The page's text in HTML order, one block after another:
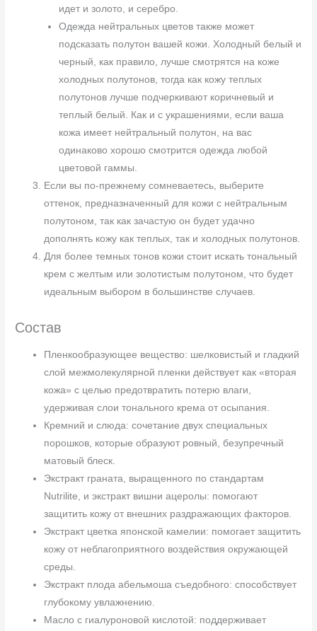
идет и золото, и серебро.
Одежда нейтральных цветов также может
подсказать полутон вашей кожи. Холодный белый и
черный, как правило, лучше смотрятся на коже
холодных полутонов, тогда как кожу теплых
полутонов лучше подчеркивают коричневый и
теплый белый. Как и с украшениями, если ваша
кожа имеет нейтральный полутон, на вас
одинаково хорошо смотрится одежда любой
цветовой гаммы.
Если вы по-прежнему сомневаетесь, выберите
оттенок, предназначенный для кожи с нейтральным
полутоном, так как зачастую он будет удачно
дополнять кожу как теплых, так и холодных полутонов.
Для более темных тонов кожи стоит искать тональный
крем с желтым или золотистым полутоном, что будет
идеальным выбором в большинстве случаев.
Состав
Пленкообразующее вещество: шелковистый и гладкий
слой межмолекулярной пленки действует как «вторая
кожа» с целью предотвратить потерю влаги,
удерживая слои тонального крема от осыпания.
Кремний и слюда: сочетание двух специальных
порошков, которые образуют ровный, безупречный
матовый блеск.
Экстракт граната, выращенного по стандартам
Nutrilite, и экстракт вишни ацеролы: помогают
защитить кожу от внешних раздражающих факторов.
Экстракт цветка японской камелии: помогает защитить
кожу от неблагоприятного воздействия окружающей
среды.
Экстракт плода абельмоша съедобного: способствует
глубокому увлажнению.
Масло с гиалуроновой кислотой: поддерживает